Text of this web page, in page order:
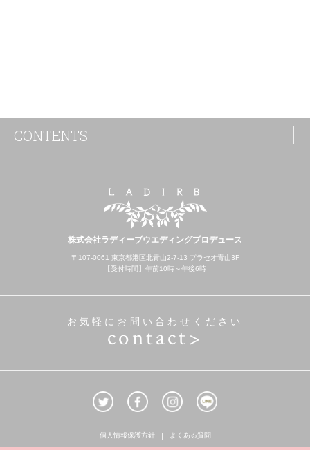
株式会社ラディーブウエディングプロデュース
〒107-0061 東京都港区北青山2-7-13 プラセオ青山3F
【受付時間】午前10時～午後6時
お気軽にお問い合わせください
contact>
個人情報保護方針 よくある質問
CONTENTS